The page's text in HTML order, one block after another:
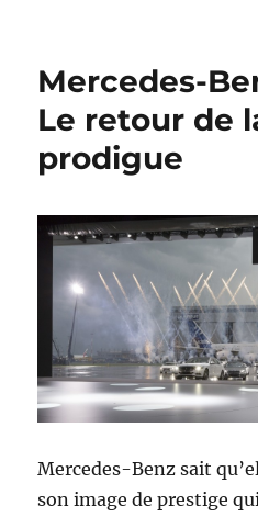
Mercedes-
Le retour de
prodigue
Mercedes-Benz sait
son image de prestige